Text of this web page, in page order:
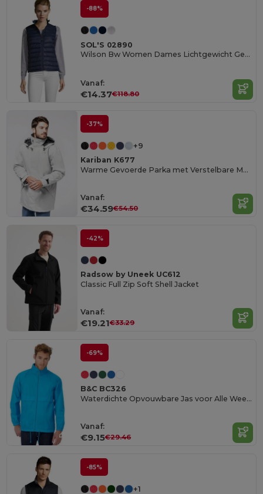
-88%
SOL'S 02890
Wilson Bw Women Dames Lichtgewicht Gewatteerde Bodywarmer
Vanaf:
€14.37€118.80
-37%
+9
Kariban K677
Warme Gevoerde Parka met Verstelbare Manchetten
Vanaf:
€34.59€54.50
-42%
Radsow by Uneek UC612
Classic Full Zip Soft Shell Jacket
Vanaf:
€19.21€33.29
-69%
B&C BC326
Waterdichte Opvouwbare Jas voor Alle Weersomstandigheden
Vanaf:
€9.15€29.46
-85%
+1